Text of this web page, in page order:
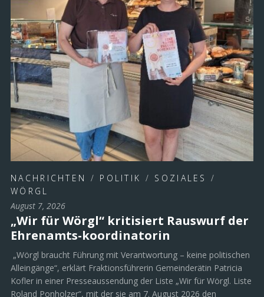
NACHRICHTEN / POLITIK / SOZIALES
/
WÖRGL
August 7, 2026
„Wir für Wörgl“ kritisiert Rauswurf der
Ehrenamts-koordinatorin
„Wörgl braucht Führung mit Verantwortung – keine politischen
Alleingänge“, erklärt Fraktionsführerin Gemeinderätin Patricia
Kofler in einer Presseaussendung der Liste „Wir für Wörgl. Liste
Roland Ponholzer“, mit der sie am 7. August 2026 den